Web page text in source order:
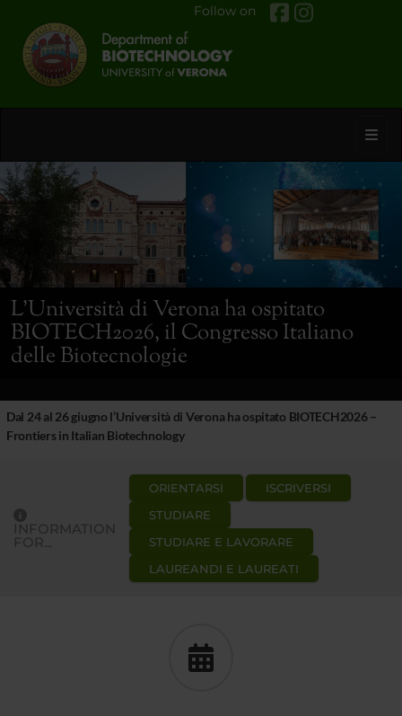
Follow on
L’Università di Verona ha ospitato
BIOTECH2026, il Congresso Italiano
delle Biotecnologie
Dal 24 al 26 giugno l’Università di Verona ha ospitato BIOTECH2026 –
Frontiers in Italian Biotechnology
INFORMATION
FOR...
ORIENTARSI
ISCRIVERSI
STUDIARE
STUDIARE E LAVORARE
LAUREANDI E LAUREATI